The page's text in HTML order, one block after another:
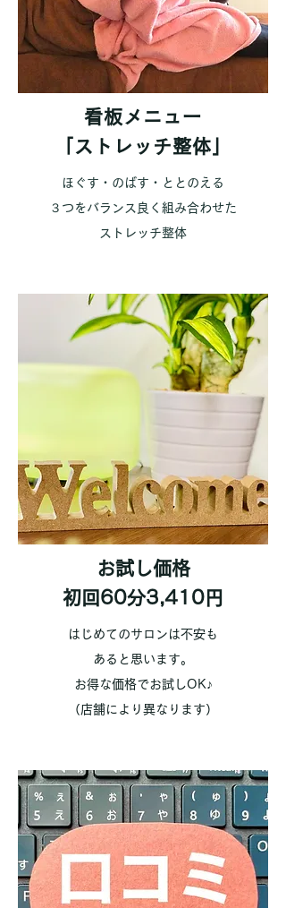
看板メニュー
「ストレッチ整体」
ほぐす・のばす・ととのえる
３つをバランス良く組み合わせた
​ストレッチ整体
お試し価格
初回60分3,410円
はじめてのサロンは不安も
あると思います。
​お得な価格でお試しOK♪
​（店舗により異なります）